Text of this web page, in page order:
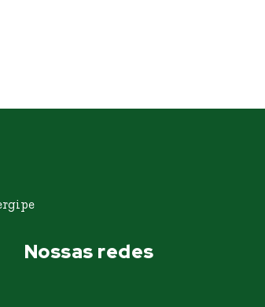
Nossas redes